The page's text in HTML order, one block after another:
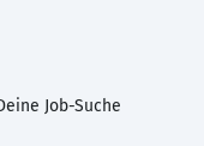
Job-Suche